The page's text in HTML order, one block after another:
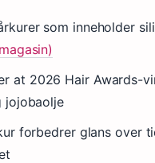
som inneholder
at 2026 Hair Awards-
jojobaolje
forbedrer glans over